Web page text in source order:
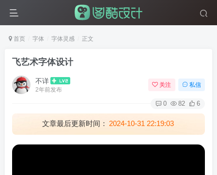
首页 字体 字体灵感 正文
飞艺术字体设计
不详
2年前发布
关注 私信
0 82 6
文章最后更新时间： 2024-10-31 22:19:03